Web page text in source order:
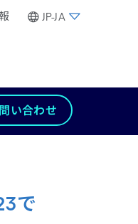
JP-JA
い合わせ
で